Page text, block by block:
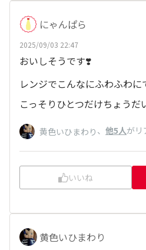
にゃんぱら
2025/09/03 22:47
おいしそうです❣️
レンジでこんなにふわふわに
こっそりひとつだけちょうだ
黄色いひまわり 、 他5人がリ
いいね
黄色いひまわり